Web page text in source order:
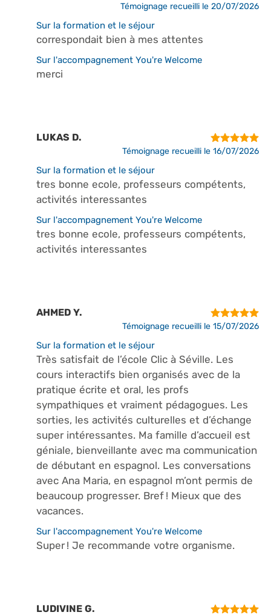
Témoignage recueilli le 20/07/2026
Sur la formation et le séjour
correspondait bien à mes attentes
Sur l'accompagnement You're Welcome
merci
LUKAS D.
Témoignage recueilli le 16/07/2026
Sur la formation et le séjour
tres bonne ecole, professeurs compétents,
activités interessantes
Sur l'accompagnement You're Welcome
tres bonne ecole, professeurs compétents,
activités interessantes
AHMED Y.
Témoignage recueilli le 15/07/2026
Sur la formation et le séjour
Très satisfait de l’école Clic à Séville. Les
cours interactifs bien organisés avec de la
pratique écrite et oral, les profs
sympathiques et vraiment pédagogues. Les
sorties, les activités culturelles et d’échange
super intéressantes. Ma famille d’accueil est
géniale, bienveillante avec ma communication
de débutant en espagnol. Les conversations
avec Ana Maria, en espagnol m’ont permis de
beaucoup progresser. Bref ! Mieux que des
vacances.
Sur l'accompagnement You're Welcome
Super ! Je recommande votre organisme.
LUDIVINE G.